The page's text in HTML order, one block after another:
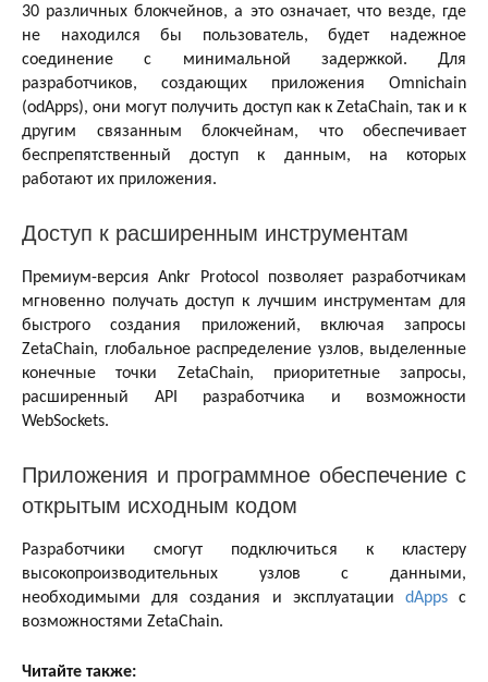
30 различных блокчейнов, а это означает, что везде, где
не находился бы пользователь, будет надежное
соединение с минимальной задержкой. Для
разработчиков, создающих приложения Omnichain
(odApps), они могут получить доступ как к ZetaChain, так и к
другим связанным блокчейнам, что обеспечивает
беспрепятственный доступ к данным, на которых
работают их приложения.
Доступ к расширенным инструментам
Премиум-версия Ankr Protocol позволяет разработчикам
мгновенно получать доступ к лучшим инструментам для
быстрого создания приложений, включая запросы
ZetaChain, глобальное распределение узлов, выделенные
конечные точки ZetaChain, приоритетные запросы,
расширенный API разработчика и возможности
WebSockets.
Приложения и программное обеспечение с
открытым исходным кодом
Разработчики смогут подключиться к кластеру
высокопроизводительных узлов с данными,
необходимыми для создания и эксплуатации dAppsс
возможностями ZetaChain.
Читайте также: